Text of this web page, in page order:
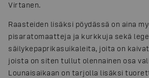
Virtanen.
Raasteiden lisäksi pöydässä on aina
pisaratomaatteja ja kurkkuja sekä
säilykepaprikasuikaleita, joita on
joista on siten tullut olennainen osa
Lounaisaikaan on tarjolla lisäksi